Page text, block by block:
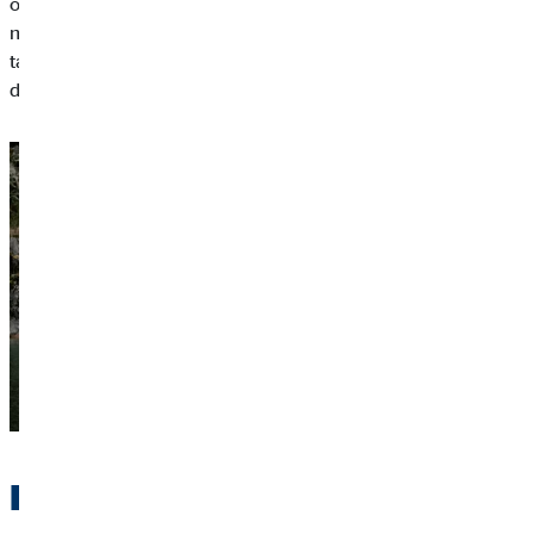
na određeno vrijeme iznajmiti
tako se financijski rasteretiti. Međutim, to je moguće samo u
dogovoru s vašim najmodavcem.
Dobra priprema